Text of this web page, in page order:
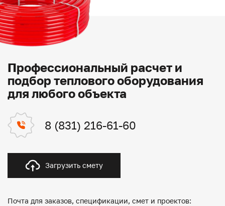
Профессиональный расчет и
подбор теплового оборудования
для любого объекта
8 (831) 216-61-60
Загрузить смету
Почта для заказов, спецификации, смет и проектов: